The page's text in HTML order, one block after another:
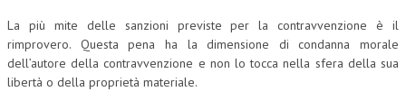
La più mite delle sanzioni previste per la contravvenzione è il
rimprovero. Questa pena ha la dimensione di condanna morale
dell’autore della contravvenzione e non lo tocca nella sfera della sua
libertà o della proprietà materiale.